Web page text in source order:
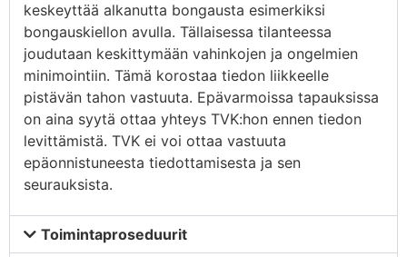
keskeyttää alkanutta bongausta esimerkiksi
bongauskiellon avulla. Tällaisessa tilanteessa
joudutaan keskittymään vahinkojen ja ongelmien
minimointiin. Tämä korostaa tiedon liikkeelle
pistävän tahon vastuuta. Epävarmoissa tapauksissa
on aina syytä ottaa yhteys TVK:hon ennen tiedon
levittämistä. TVK ei voi ottaa vastuuta
epäonnistuneesta tiedottamisesta ja sen
seurauksista.
Toimintaproseduurit